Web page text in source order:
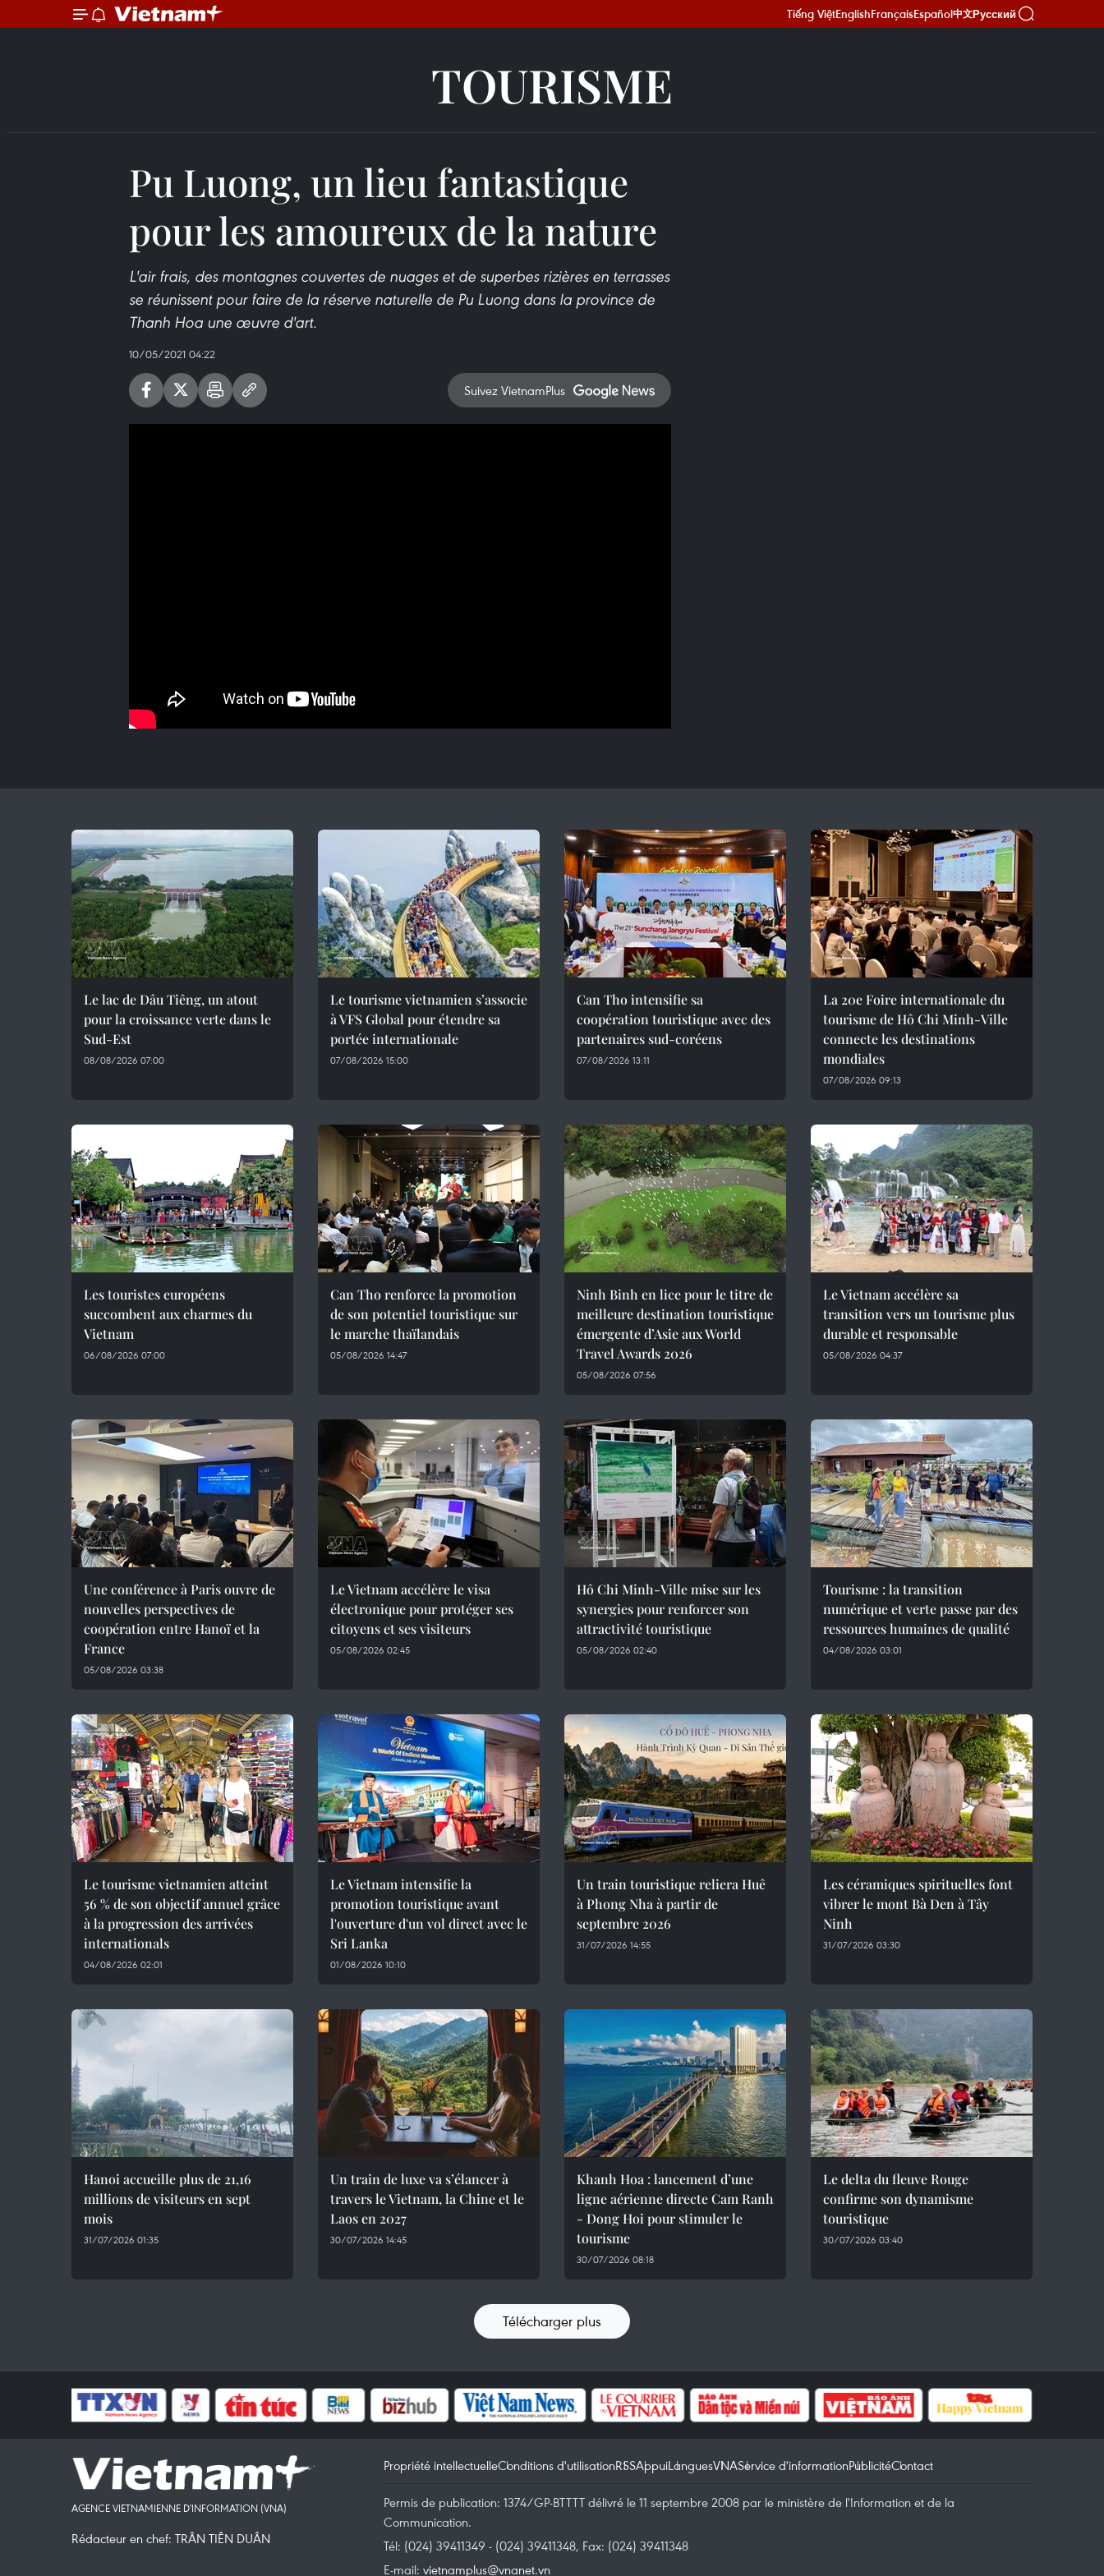
Tiếng ViệtEnglishFrançaisEspañol中文Русский
TOURISME
Pu Luong, un lieu fantastique
pour les amoureux de la nature
L'air frais, des montagnes couvertes de nuages et de superbes rizières en terrasses
se réunissent pour faire de la réserve naturelle de Pu Luong dans la province de
Thanh Hoa une œuvre d'art.
10/05/2021 04:22
Suivez VietnamPlus
Le lac de Dâu Tiêng, un atout
pour la croissance verte dans le
Sud-Est
08/08/2026 07:00
Le tourisme vietnamien s’associe
à VFS Global pour étendre sa
portée internationale
07/08/2026 15:00
Can Tho intensifie sa
coopération touristique avec des
partenaires sud-coréens
07/08/2026 13:11
La 20e Foire internationale du
tourisme de Hô Chi Minh-Ville
connecte les destinations
mondiales
07/08/2026 09:13
Les touristes européens
succombent aux charmes du
Vietnam
06/08/2026 07:00
Can Tho renforce la promotion
de son potentiel touristique sur
le marche thaïlandais
05/08/2026 14:47
Ninh Binh en lice pour le titre de
meilleure destination touristique
émergente d’Asie aux World
Travel Awards 2026
05/08/2026 07:56
Le Vietnam accélère sa
transition vers un tourisme plus
durable et responsable
05/08/2026 04:37
Une conférence à Paris ouvre de
nouvelles perspectives de
coopération entre Hanoï et la
France
05/08/2026 03:38
Le Vietnam accélère le visa
électronique pour protéger ses
citoyens et ses visiteurs
05/08/2026 02:45
Hô Chi Minh-Ville mise sur les
synergies pour renforcer son
attractivité touristique
05/08/2026 02:40
Tourisme : la transition
numérique et verte passe par des
ressources humaines de qualité
04/08/2026 03:01
Le tourisme vietnamien atteint
56 % de son objectif annuel grâce
à la progression des arrivées
internationals
04/08/2026 02:01
Le Vietnam intensifie la
promotion touristique avant
l'ouverture d'un vol direct avec le
Sri Lanka
01/08/2026 10:10
Un train touristique reliera Huê
à Phong Nha à partir de
septembre 2026
31/07/2026 14:55
Les céramiques spirituelles font
vibrer le mont Bà Den à Tây
Ninh
31/07/2026 03:30
Hanoi accueille plus de 21,16
millions de visiteurs en sept
mois ​
31/07/2026 01:35
Un train de luxe va s’élancer à
travers le Vietnam, la Chine et le
Laos en 2027
30/07/2026 14:45
Khanh Hoa : lancement d’une
ligne aérienne directe Cam Ranh
- Dong Hoi pour stimuler le
tourisme
30/07/2026 08:18
Le delta du fleuve Rouge
confirme son dynamisme
touristique
30/07/2026 03:40
Télécharger plus
AGENCE VIETNAMIENNE D'INFORMATION (VNA)
Rédacteur en chef: TRÂN TIÊN DUÂN
Propriété intellectuelleConditions d'utilisationRSSAppuiLanguesVNAService d'informationPublicitéContact
Permis de publication: 1374/GP-BTTTT délivré le 11 septembre 2008 par le ministère de l'Information et de la
Communication.
Tél: (024) 39411349 - (024) 39411348, Fax: (024) 39411348
E-mail: vietnamplus@vnanet.vn